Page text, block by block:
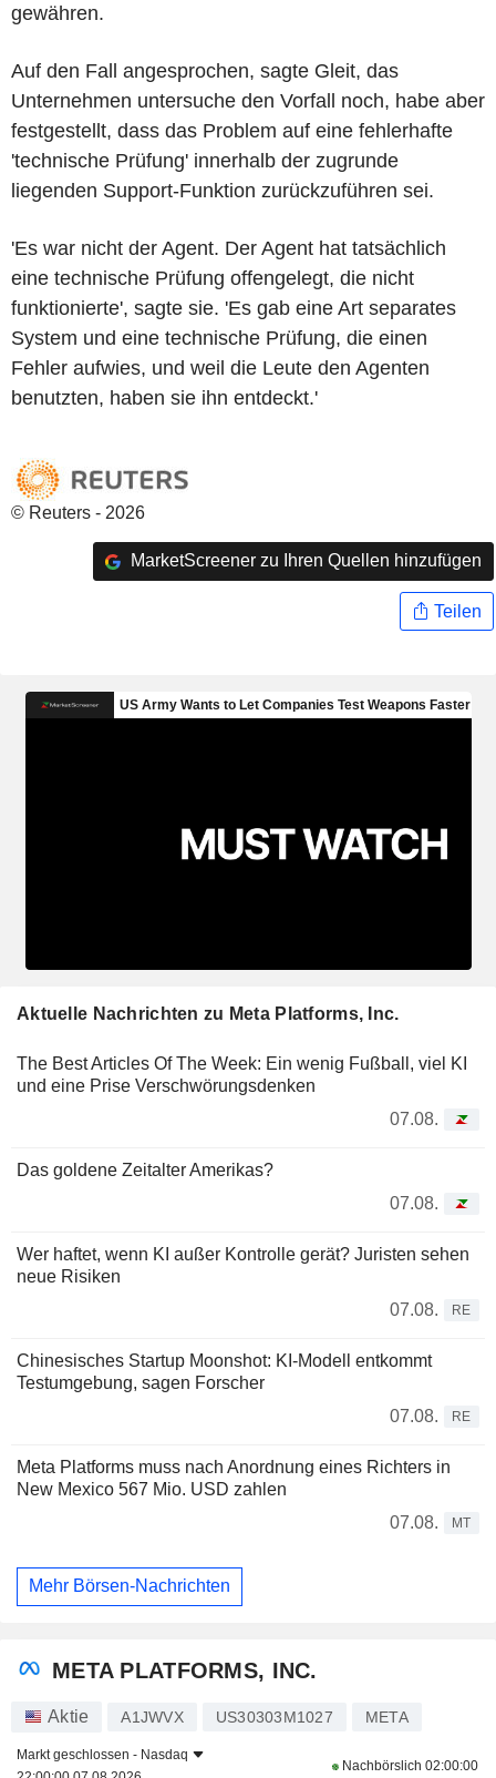
gewähren.
Auf den Fall angesprochen, sagte Gleit, das
Unternehmen untersuche den Vorfall noch, habe aber
festgestellt, dass das Problem auf eine fehlerhafte
'technische Prüfung' innerhalb der zugrunde
liegenden Support-Funktion zurückzuführen sei.
'Es war nicht der Agent. Der Agent hat tatsächlich
eine technische Prüfung offengelegt, die nicht
funktionierte', sagte sie. 'Es gab eine Art separates
System und eine technische Prüfung, die einen
Fehler aufwies, und weil die Leute den Agenten
benutzten, haben sie ihn entdeckt.'
© Reuters - 2026
MarketScreener zu Ihren Quellen hinzufügen
Teilen
Aktuelle Nachrichten zu Meta Platforms, Inc.
The Best Articles Of The Week: Ein wenig Fußball, viel KI
und eine Prise Verschwörungsdenken
07.08.
Das goldene Zeitalter Amerikas?
07.08.
Wer haftet, wenn KI außer Kontrolle gerät? Juristen sehen
neue Risiken
07.08.
RE
Chinesisches Startup Moonshot: KI-Modell entkommt
Testumgebung, sagen Forscher
07.08.
RE
Meta Platforms muss nach Anordnung eines Richters in
New Mexico 567 Mio. USD zahlen
07.08.
MT
Mehr Börsen-Nachrichten
META PLATFORMS, INC.
Aktie A1JWVX US30303M1027 META
Markt geschlossen - Nasdaq
Nachbörslich 02:00:00